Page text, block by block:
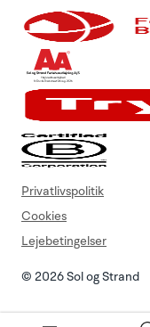
© 2026 Sol og Strand
Privatlivspolitik
Cookies
Lejebetingelser